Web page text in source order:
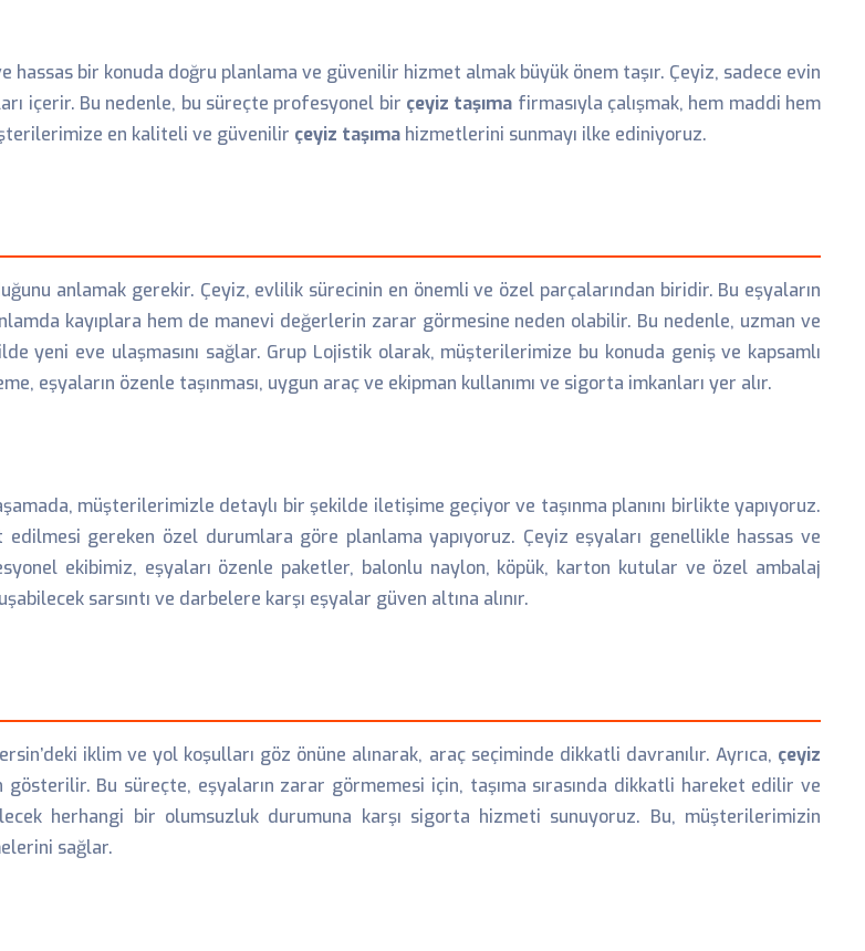
hassas bir konuda doğru planlama ve güvenilir hizmet almak büyük önem taşır. Çeyiz, sadece evin
içerir. Bu nedenle, bu süreçte profesyonel bir çeyiz taşıma firmasıyla çalışmak, hem maddi hem
en kaliteli ve güvenilir çeyiz taşıma hizmetlerini sunmayı ilke ediniyoruz.
anlamak gerekir. Çeyiz, evlilik sürecinin en önemli ve özel parçalarından biridir. Bu eşyaların
kayıplara hem de manevi değerlerin zarar görmesine neden olabilir. Bu nedenle, uzman ve
yeni eve ulaşmasını sağlar. Grup Lojistik olarak, müşterilerimize bu konuda geniş ve kapsamlı
eşyaların özenle taşınması, uygun araç ve ekipman kullanımı ve sigorta imkanları yer alır.
müşterilerimizle detaylı bir şekilde iletişime geçiyor ve taşınma planını birlikte yapıyoruz.
gereken özel durumlara göre planlama yapıyoruz. Çeyiz eşyaları genellikle hassas ve
ekibimiz, eşyaları özenle paketler, balonlu naylon, köpük, karton kutular ve özel ambalaj
sarsıntı ve darbelere karşı eşyalar güven altına alınır.
iklim ve yol koşulları göz önüne alınarak, araç seçiminde dikkatli davranılır. Ayrıca, çeyiz
Bu süreçte, eşyaların zarar görmemesi için, taşıma sırasında dikkatli hareket edilir ve
herhangi bir olumsuzluk durumuna karşı sigorta hizmeti sunuyoruz. Bu, müşterilerimizin
sağlar.